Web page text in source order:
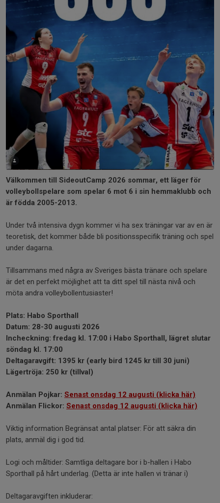
Välkommen till SideoutCamp 2026 sommar, ett läger för
volleybollspelare som spelar 6 mot 6 i sin hemmaklubb och
är födda 2005-2013.
Under två intensiva dygn kommer vi ha sex träningar var av en är
teoretisk, det kommer både bli positionsspecifik träning och spel
under dagarna.
Tillsammans med några av Sveriges bästa tränare och spelare
är det en perfekt möjlighet att ta ditt spel till nästa nivå och
möta andra volleybollentusiaster!
Plats: Habo Sporthall
Datum: 28-30 augusti 2026
Incheckning: fredag kl. 17:00 i Habo Sporthall, lägret slutar
söndag kl. 17:00
Deltagaravgift: 1395 kr (early bird 1245 kr till 30 juni)
Lägertröja: 250 kr (tillval)
Anmälan Pojkar: Senast onsdag 12 augusti (klicka här)
Anmälan Flickor: Senast onsdag 12 augusti (klicka här)
Viktig information Begränsat antal platser: För att säkra din
plats, anmäl dig i god tid.
Logi och måltider: Samtliga deltagare bor i b-hallen i Habo
Sporthall på hårt underlag. (Detta är inte hallen vi tränar i)
Deltagaravgiften inkluderar: